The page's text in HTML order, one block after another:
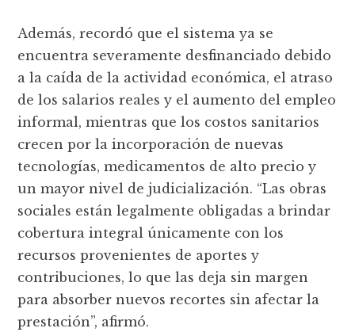
Además, recordó que el sistema ya se
encuentra severamente desfinanciado debido
a la caída de la actividad económica, el atraso
de los salarios reales y el aumento del empleo
informal, mientras que los costos sanitarios
crecen por la incorporación de nuevas
tecnologías, medicamentos de alto precio y
un mayor nivel de judicialización. “Las obras
sociales están legalmente obligadas a brindar
cobertura integral únicamente con los
recursos provenientes de aportes y
contribuciones, lo que las deja sin margen
para absorber nuevos recortes sin afectar la
prestación”, afirmó.